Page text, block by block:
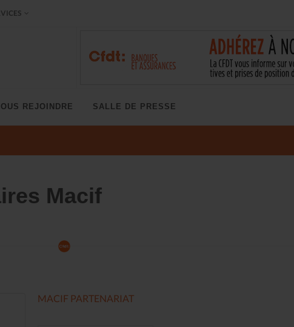
REJOINDRE SALLE DE PRESSE
Macif
MACIF PARTENARIAT